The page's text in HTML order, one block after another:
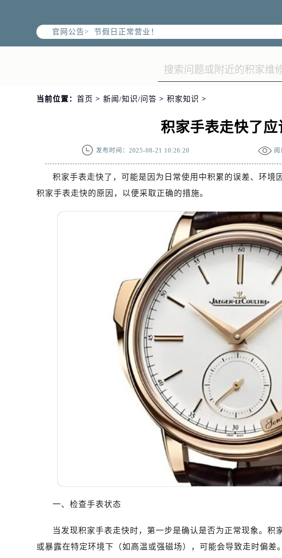
官网公告>
北京市朝阳区建国门外大街甲6号华熙国际中心D座
节假日正常营业！
当前位置： 首页 > 新闻/知识/问答 > 积家知识 >
积家手表走快了
发布时间：2025-08-21 10:26:20 阅
积家手表走快了，可能是因为日常使用中积累的误差、环境
积家手表走快的原因，以便采取正确的措施。
一、检查手表状态
当发现积家手表走快时，第一步是确认是否为正常现象。积
或暴露在特定环境下（如高温或强磁场），可能会导致走时偏